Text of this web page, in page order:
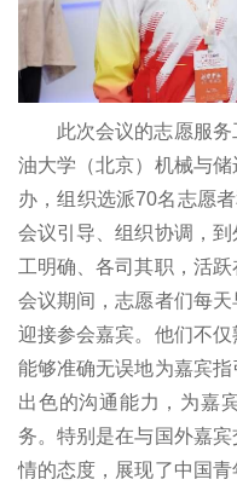
此次会议的志愿服
油大学（北京）机械与
办，组织选派70名志愿
会议引导、组织协调，
工明确、各司其职，活
会议期间，志愿者们每
迎接参会嘉宾。他们不仅
能够准确无误地为嘉宾
出色的沟通能力，为嘉
务。特别是在与国外嘉
情的态度，展现了中国